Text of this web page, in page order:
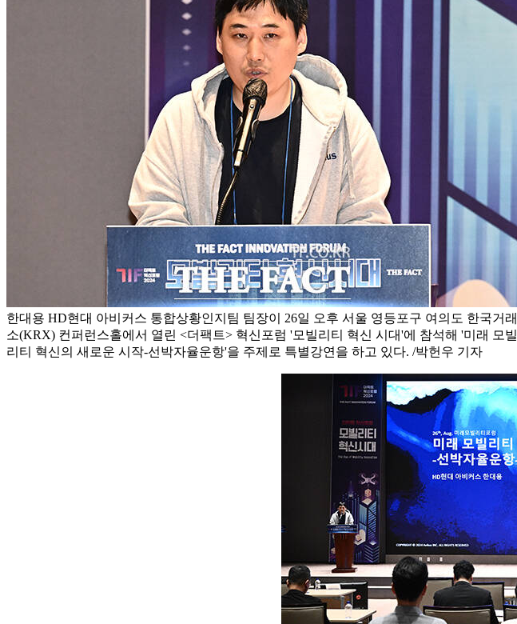
한대용 HD현대 아비커스 통합상황인지팀 팀장이 26일 오후 서울 영등포구 여의도 한국거래
소(KRX) 컨퍼런스홀에서 열린 <더팩트> 혁신포럼 '모빌리티 혁신 시대'에 참석해 '미래 모빌
리티 혁신의 새로운 시작-선박자율운항'을 주제로 특별강연을 하고 있다. /박헌우 기자